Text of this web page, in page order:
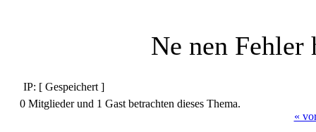
Ne nen
IP: [ Gespeichert ]
0 Mitglieder und 1 Gast betrachten dieses Thema.
«